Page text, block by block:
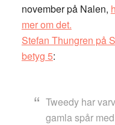
november på Nalen,
mer om det.
Stefan Thungren på
betyg 5:
Tweedy har
gamla spår